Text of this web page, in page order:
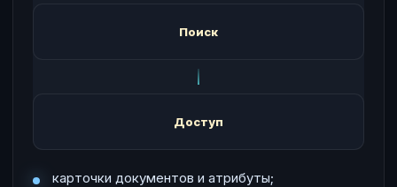
Поиск
Доступ
карточки документов и атрибуты;